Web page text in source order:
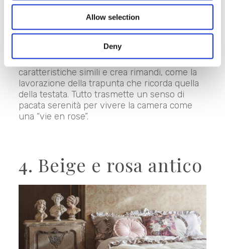
Allow selection
Deny
L’esempio di questa palette è una camera
total white dove, alla grazia degli
toni chiarisi abbina unset di biancheria
dai sui cuscini coordinati. Tutto è essenziale
ma al tempo stesso ricercato. Tutto ha
caratteristiche simili e crea rimandi, come la
lavorazione della trapunta che ricorda quella
della testata. Tutto trasmette un senso di
pacata serenità per vivere la camera come
una “vie en rose”.
4. Beige e rosa antico